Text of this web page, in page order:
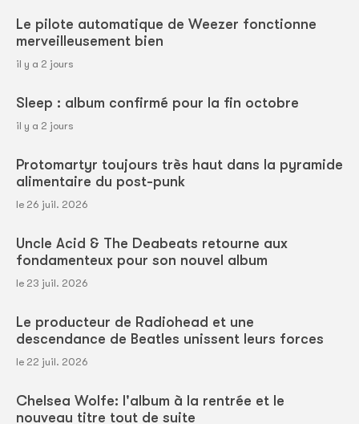
Le pilote automatique de Weezer fonctionne
merveilleusement bien
il y a 2 jours
Sleep : album confirmé pour la fin octobre
il y a 2 jours
Protomartyr toujours très haut dans la pyramide
alimentaire du post-punk
le 26 juil. 2026
Uncle Acid & The Deabeats retourne aux
fondamenteux pour son nouvel album
le 23 juil. 2026
Le producteur de Radiohead et une
descendance de Beatles unissent leurs forces
le 22 juil. 2026
Chelsea Wolfe: l'album à la rentrée et le
nouveau titre tout de suite